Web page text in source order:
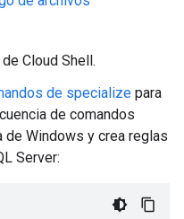
Cloud Shell.
de specialize para
de comandos
de Windows y crea reglas
Server: